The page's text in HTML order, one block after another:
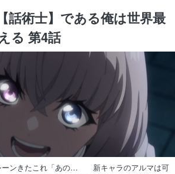
話術士】である俺は世界最
る 第4話
ーンきたこれ「あの… 新キャラのアルマは可